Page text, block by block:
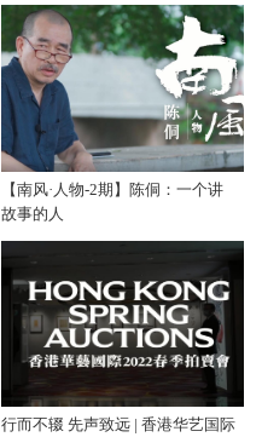
【南风·人物-2期】陈侗：一个讲
故事的人
行而不辍 先声致远 | 香港华艺国际